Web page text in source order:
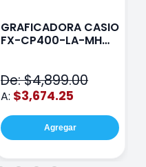
GRAFICADORA CASIO
FX-CP400-LA-MH
De: $4,899.00
A: $3,674.25
Agregar